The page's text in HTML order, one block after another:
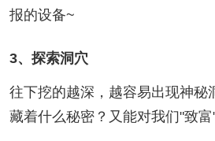
报的设备~
3、探索洞穴
往下挖的越深，越容易出现神秘
藏着什么秘密？又能对我们"致